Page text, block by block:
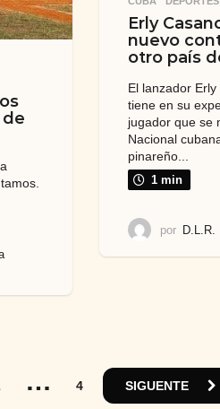
Erly
nuevo
otro país
El lanzador
tiene en su
jugador que se
Nacional
pinareño...
1 min
por D.L.R.
… 4 SIGUENTE